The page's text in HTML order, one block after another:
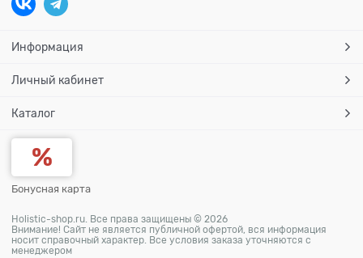
Информация
Личный кабинет
Каталог
Бонусная карта
Holistic-shop.ru. Все права защищены © 2026
Внимание! Сайт не является публичной офертой, вся информация
носит справочный характер. Все условия заказа уточняются с
менеджером